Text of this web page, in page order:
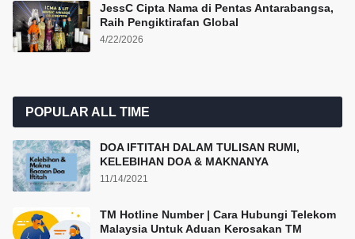
JessC Cipta Nama di Pentas Antarabangsa,
Raih Pengiktirafan Global
4/22/2026
POPULAR ALL TIME
DOA IFTITAH DALAM TULISAN RUMI,
KELEBIHAN DOA & MAKNANYA
11/14/2021
TM Hotline Number | Cara Hubungi Telekom
Malaysia Untuk Aduan Kerosakan TM